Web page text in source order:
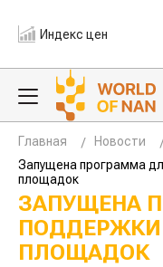
Индекс цен
Главная
Новости
Запущена программа
площадок
ЗАПУЩЕНА
ПЛОЩАДОК